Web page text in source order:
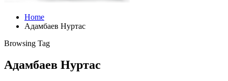
Home
Адамбаев Нуртас
Browsing Tag
Адамбаев Нуртас